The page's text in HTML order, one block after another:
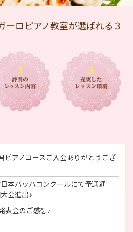
ーロピアノ教室が選ばれる３
ピアノコースご入会ありがとうござ
本バッハコンクールにて予選通
会進出♪
表会のご感想♪